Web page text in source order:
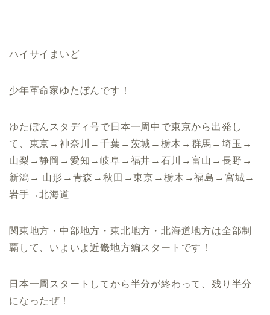
ハイサイまいど
少年革命家ゆたぼんです！
ゆたぼんスタディ号で日本一周中で東京から出発し
て、東京 →神奈川 →千葉 → 茨城 →栃木 → 群馬 → 埼玉 →
山梨 →静岡 → 愛知 →岐阜 → 福井 →石川 → 富山 → 長野 →
新潟 → 山形 → 青森 →秋田 →東京 → 栃木 →福島 → 宮城→
岩手 →北海道
関東地方・中部地方・東北地方・北海道地方は全部制
覇して、いよいよ近畿地方編スタートです！
日本一周スタートしてから半分が終わって、残り半分
になったぜ！